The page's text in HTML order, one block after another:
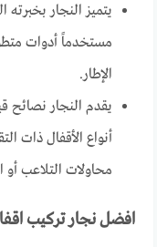
يتميز النجار بخبرته
مستخدماً أدوات
الإطار.
يقدم النجار نصائح
أنواع الأقفال ذات
محاولات التلاعب أو
افضل نجار تركيب